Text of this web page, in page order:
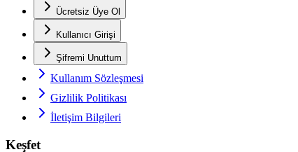
Ücretsiz Üye Ol
Kullanıcı Girişi
Şifremi Unuttum
Kullanım Sözleşmesi
Gizlilik Politikası
İletişim Bilgileri
Keşfet